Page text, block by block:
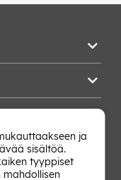
ja
sisältöä.
tyyppiset